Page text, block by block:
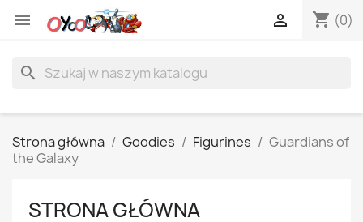
 shopping_cart (0)

search
Strona główna Goodies Figurines
Guardians of
the Galaxy
STRONA GŁÓWNA